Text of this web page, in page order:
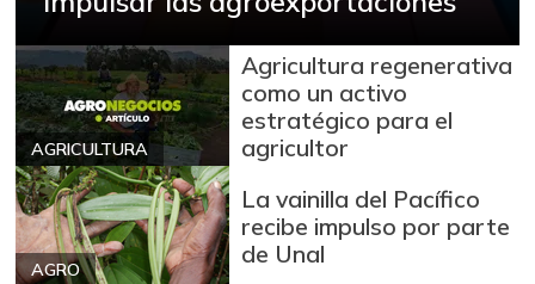
07/25/2026
Granadilla
07/25/2026
$ 10.926,00
+7,78%
Guanábana
07/25/2026 -6,36%
Guayaba $ 3.217,00
AGRICULTURA
Agricultura regenerativa
como un activo
estratégico para el
agricultor
AGRO
La vainilla del Pacífico
recibe impulso por parte
de Unal